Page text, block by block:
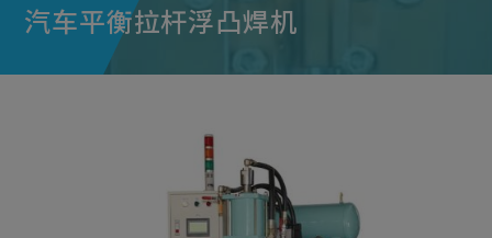
汽车平衡拉杆浮凸焊机